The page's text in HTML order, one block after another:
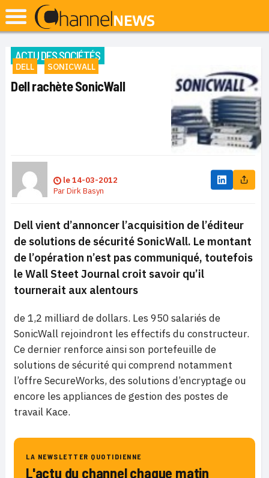
ACTU DES SOCIÉTÉS
DELL SONICWALL
Dell rachète SonicWall
le14-03-2012
ParDirk Basyn
Dell vient d’annoncer l’acquisition de l’éditeur
de solutions de sécurité SonicWall. Le montant
de l’opération n’est pas communiqué, toutefois
le Wall Steet Journal croit savoir qu’il
tournerait aux alentours
de 1,2 milliard de dollars. Les 950 salariés de
SonicWall rejoindront les effectifs du constructeur.
Ce dernier renforce ainsi son portefeuille de
solutions de sécurité qui comprend notamment
l’offre SecureWorks, des solutions d’encryptage ou
encore les appliances de gestion des postes de
travail Kace.
LA NEWSLETTER QUOTIDIENNE
L'actu du channel chaque matin